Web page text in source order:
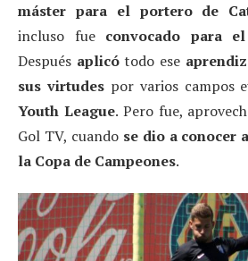
máster para el portero de
incluso fue convocado para
Después aplicótodo ese
sus virtudespor varios campos
Youth League. Pero fue,
Gol TV, cuando se dio a conocer
la Copa de Campeones.